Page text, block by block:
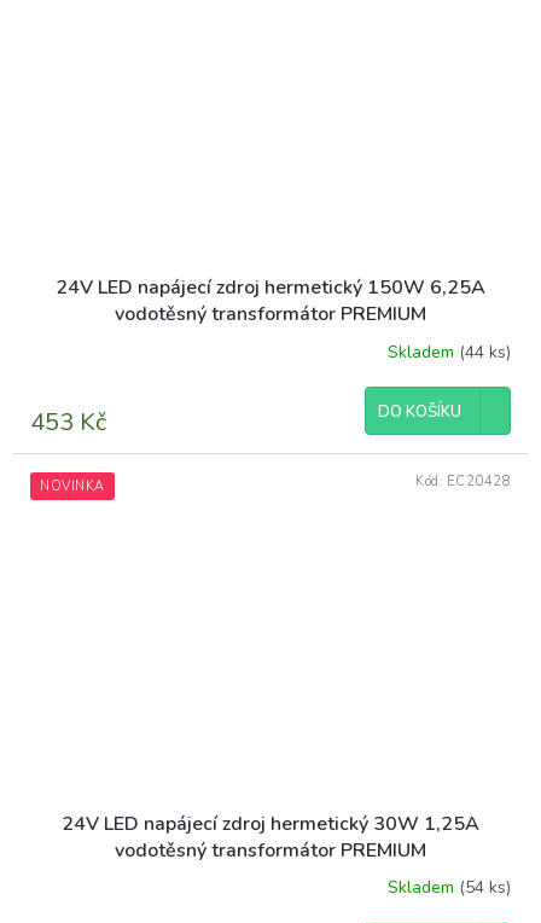
24V LED napájecí zdroj hermetický 150W 6,25A
vodotěsný transformátor PREMIUM
Skladem (44 ks)
453 Kč DO KOŠÍKU
NOVINKA
24V LED napájecí zdroj hermetický 30W 1,25A
vodotěsný transformátor PREMIUM
Skladem (54 ks)
Kód: EC20428